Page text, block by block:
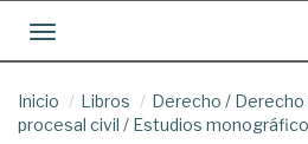
Toggle navigation
Inicio Libros Derecho / Derecho
procesal civil / Estudios